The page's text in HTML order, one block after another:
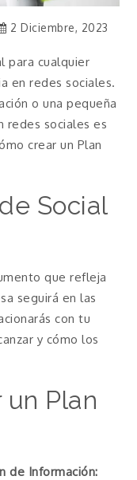
2 Diciembre, 2023
para cualquier
en redes sociales.
o una pequeña
redes sociales es
crear un Plan
Social
que refleja
seguirá en las
con tu
y cómo los
un Plan
de Información: